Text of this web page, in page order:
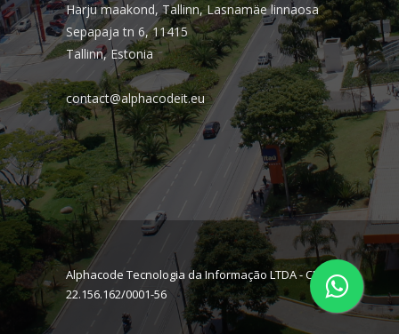
Harju maakond, Tallinn, Lasnamäe linnaosa
Sepapaja tn 6, 11415
Tallinn, Estonia
contact@alphacodeit.eu
Alphacode Tecnologia da Informação LTDA - CNPJ:
22.156.162/0001-56